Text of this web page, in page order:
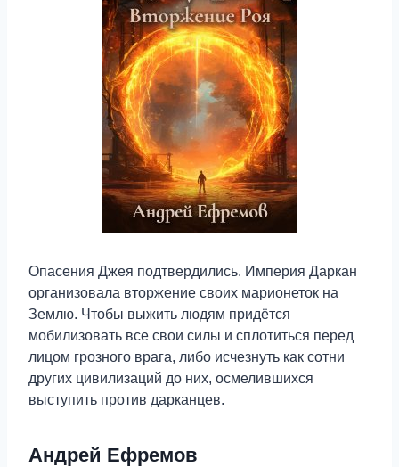
Опасения Джея подтвердились. Империя Даркан
организовала вторжение своих марионеток на
Землю. Чтобы выжить людям придётся
мобилизовать все свои силы и сплотиться перед
лицом грозного врага, либо исчезнуть как сотни
других цивилизаций до них, осмелившихся
выступить против дарканцев.
Андрей Ефремов